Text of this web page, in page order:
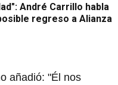
André Carrillo habla
regreso a Alianza
añadió: "Él nos